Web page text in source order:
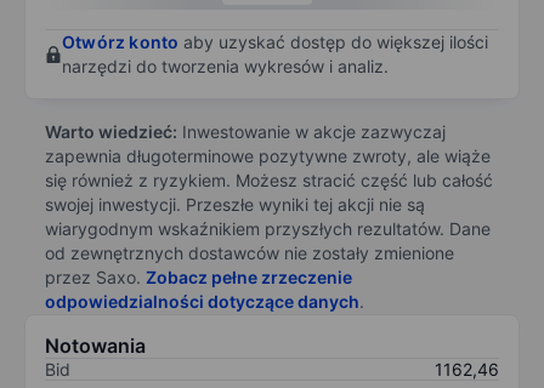
Otwórz konto aby uzyskać dostęp do większej ilości
narzędzi do tworzenia wykresów i analiz.
Warto wiedzieć: Inwestowanie w akcje zazwyczaj
zapewnia długoterminowe pozytywne zwroty, ale wiąże
się również z ryzykiem. Możesz stracić część lub całość
swojej inwestycji. Przeszłe wyniki tej akcji nie są
wiarygodnym wskaźnikiem przyszłych rezultatów. Dane
od zewnętrznych dostawców nie zostały zmienione
przez Saxo. Zobacz pełne zrzeczenie
odpowiedzialności dotyczące danych.
Notowania
Bid
1162,46